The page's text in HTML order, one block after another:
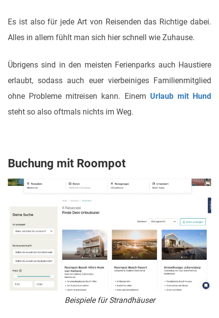
Es ist also für jede Art von Reisenden das Richtige dabei.
Alles in allem fühlt man sich hier schnell wie Zuhause.
Übrigens sind in den meisten Ferienparks auch Haustiere
erlaubt, sodass auch euer vierbeiniges Familienmitglied
ohne Probleme mitreisen kann. Einem Urlaub mit Hund
steht so also oftmals nichts im Weg.
Buchung mit Roompot
Beispiele für Strandhäuser